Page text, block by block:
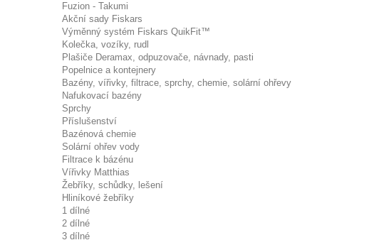
Fuzion - Takumi
Akční sady Fiskars
Výměnný systém Fiskars QuikFit™
Kolečka, vozíky, rudl
Plašiče Deramax, odpuzovače, návnady, pasti
Popelnice a kontejnery
Bazény, vířivky, filtrace, sprchy, chemie, solární ohřevy
Nafukovací bazény
Sprchy
Příslušenství
Bazénová chemie
Solární ohřev vody
Filtrace k bázénu
Vířivky Matthias
Žebříky, schůdky, lešení
Hliníkové žebříky
1 dílné
2 dílné
3 dílné